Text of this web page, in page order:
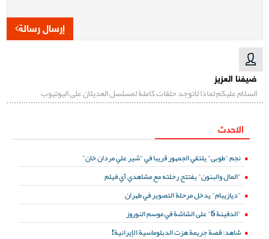
إرسال رسالة
ضيفنا العزيز
السلام عليكم لماذا لاتوجد حلقات كاملة لمسلسل العديلان على اليوتيوب
الاحدث
نجم "طوبى" يلتقي الجمهور قريبا في "شير علي مردان خان"
"المال والبنون" يفتتح رحلته مع مشاهدي آي فيلم
"ديازيبام" يدخل مرحلة التصوير في طهران
"الدفينة 5" على الشاشة في موسم النوروز
شاهد: قصة جريمة هزت الدبلوماسية الإيرانية!